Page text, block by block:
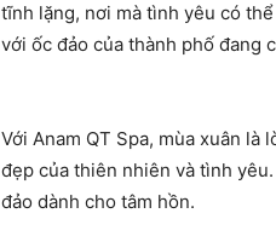
tĩnh lặng, nơi mà tình yêu có
với ốc đảo của thành phố đang
Với Anam QT Spa, mùa xuân
đẹp của thiên nhiên và tình
đảo dành cho tâm hồn.